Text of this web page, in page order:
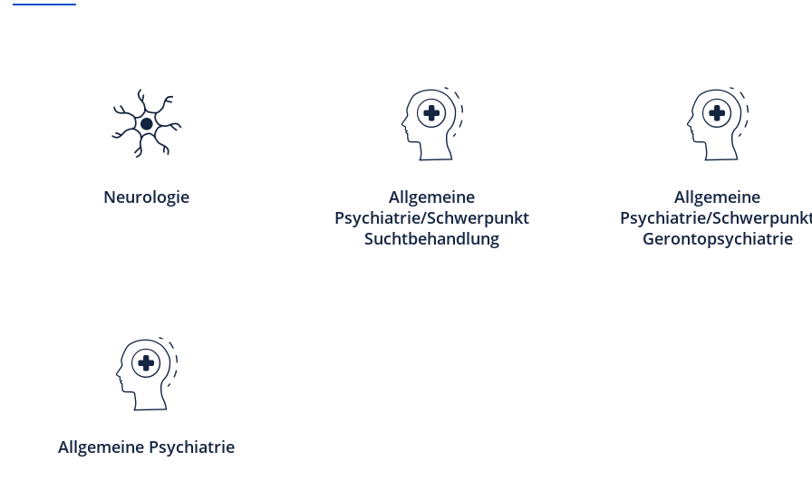
Neurologie
Allgemeine
Psychiatrie/Schwerpunkt
Suchtbehandlung
Allgemeine
Psychiatrie/
Gerontopsychiatrie
Allgemeine Psychiatrie